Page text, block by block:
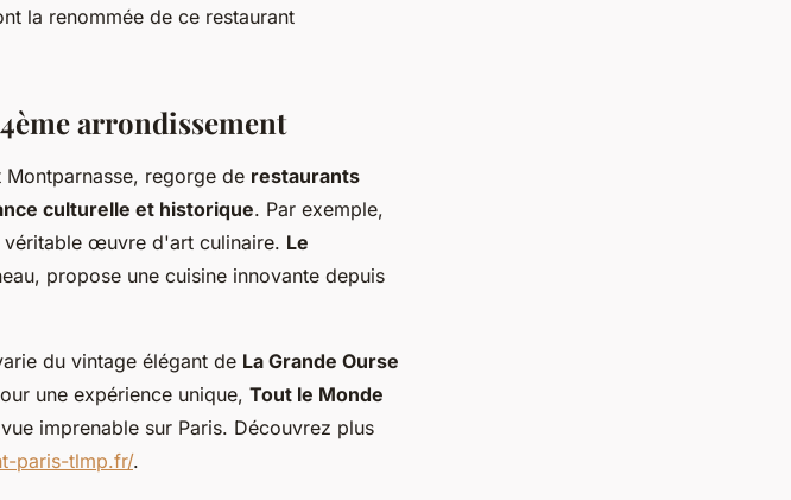
la renommée de ce restaurant
arrondissement
Montparnasse, regorge de restaurants
culturelle et historique. Par exemple,
véritable œuvre d'art culinaire. Le
propose une cuisine innovante depuis
du vintage élégant de La Grande Ourse
une expérience unique, Tout le Monde
imprenable sur Paris. Découvrez plus
paris-tlmp.fr/.